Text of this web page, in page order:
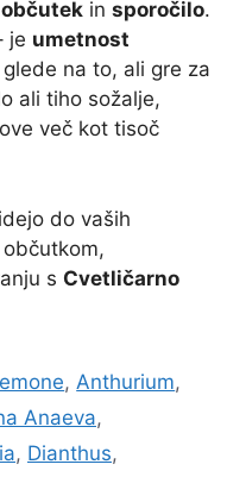
občutek in sporočilo.
je umetnost
glede na to, ali gre za
ali tiho sožalje,
več kot tisoč
do vaših
s Cvetličarno
, Anthurium,
Anaeva,
, Dianthus,